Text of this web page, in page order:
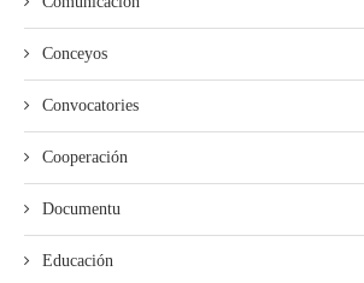
Conceyos
Convocatories
Cooperación
Documentu
Educación